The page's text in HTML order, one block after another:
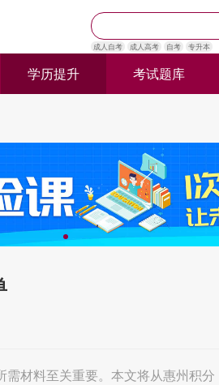
成人自考 成人高考 自考 专升本
学历提升 考试题库
材料至关重要。本文将从惠州积分